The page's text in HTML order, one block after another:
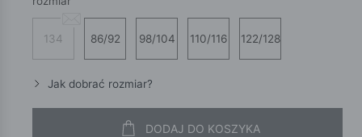
134 86/92 98/104 110/116 122/128
Jak dobrać rozmiar?
DODAJ DO KOSZYKA